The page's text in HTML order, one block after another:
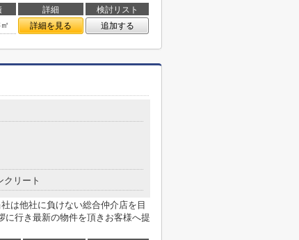
詳細
検討リスト
詳細を見る 追加する
クリート
は他社に負けない総合仲介店を目
に行き最新の物件を頂きお客様へ提